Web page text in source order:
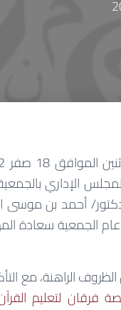
الإداري
أحمد بن موسى
عام الجمعية سعادة
الراهنة، مع
فرقان لتعليم